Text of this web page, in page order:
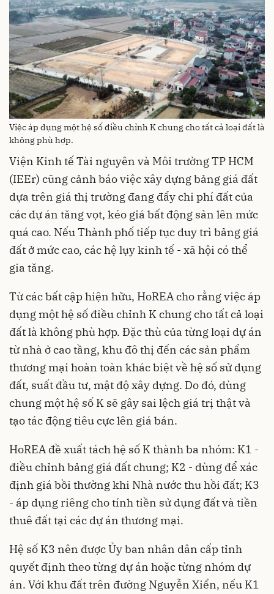
Việc áp dụng một hệ số điều chỉnh K chung cho tất cả loại đất là
không phù hợp.
Viện Kinh tế Tài nguyên và Môi trường TP HCM
(IEEr) cũng cảnh báo việc xây dựng bảng giá đất
dựa trên giá thị trường đang đẩy chi phí đất của
các dự án tăng vọt, kéo giá bất động sản lên mức
quá cao. Nếu Thành phố tiếp tục duy trì bảng giá
đất ở mức cao, các hệ lụy kinh tế - xã hội có thể
gia tăng.
Từ các bất cập hiện hữu, HoREA cho rằng việc áp
dụng một hệ số điều chỉnh K chung cho tất cả loại
đất là không phù hợp. Đặc thù của từng loại dự án
từ nhà ở cao tầng, khu đô thị đến các sản phẩm
thương mại hoàn toàn khác biệt về hệ số sử dụng
đất, suất đầu tư, mật độ xây dựng. Do đó, dùng
chung một hệ số K sẽ gây sai lệch giá trị thật và
tạo tác động tiêu cực lên giá bán.
HoREA đề xuất tách hệ số K thành ba nhóm: K1 -
điều chỉnh bảng giá đất chung; K2 - dùng để xác
định giá bồi thường khi Nhà nước thu hồi đất; K3
- áp dụng riêng cho tính tiền sử dụng đất và tiền
thuê đất tại các dự án thương mại.
Hệ số K3 nên được Ủy ban nhân dân cấp tỉnh
quyết định theo từng dự án hoặc từng nhóm dự
án. Với khu đất trên đường Nguyễn Xiển, nếu K1